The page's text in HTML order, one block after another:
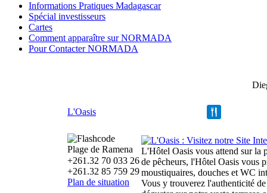
Informations Pratiques Madagascar
Spécial investisseurs
Cartes
Comment apparaître sur NORMADA
Pour Contacter NORMADA
L'Oasis
Plage de Ramena
+261.32 70 033 26
+261.32 85 759 29
Plan de situation
L'Hôtel Oasis vous attend sur la
de pêcheurs, l'Hôtel Oasis vous
moustiquaires, douches et WC
Vous y trouverez l'authenticité